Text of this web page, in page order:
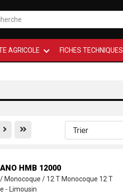
AGRICOLE FICHES TECHNIQUES
PreviousFirst
HMB 12000
Monocoque / 12 T Monocoque 12 T
- Limousin